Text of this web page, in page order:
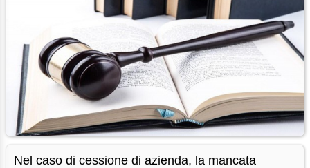
Nel caso di cessione di azienda, la mancata